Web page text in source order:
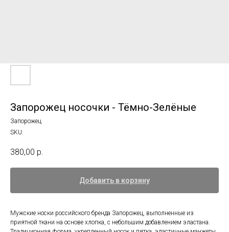
Запорожец носочки - Тёмно-Зелёные
Запорожец
SKU:
380,00 р.
Добавить в корзину
Мужские носки российского бренда Запорожец, выполненные из
приятной ткани на основе хлопка, с небольшим добавлением эластана.